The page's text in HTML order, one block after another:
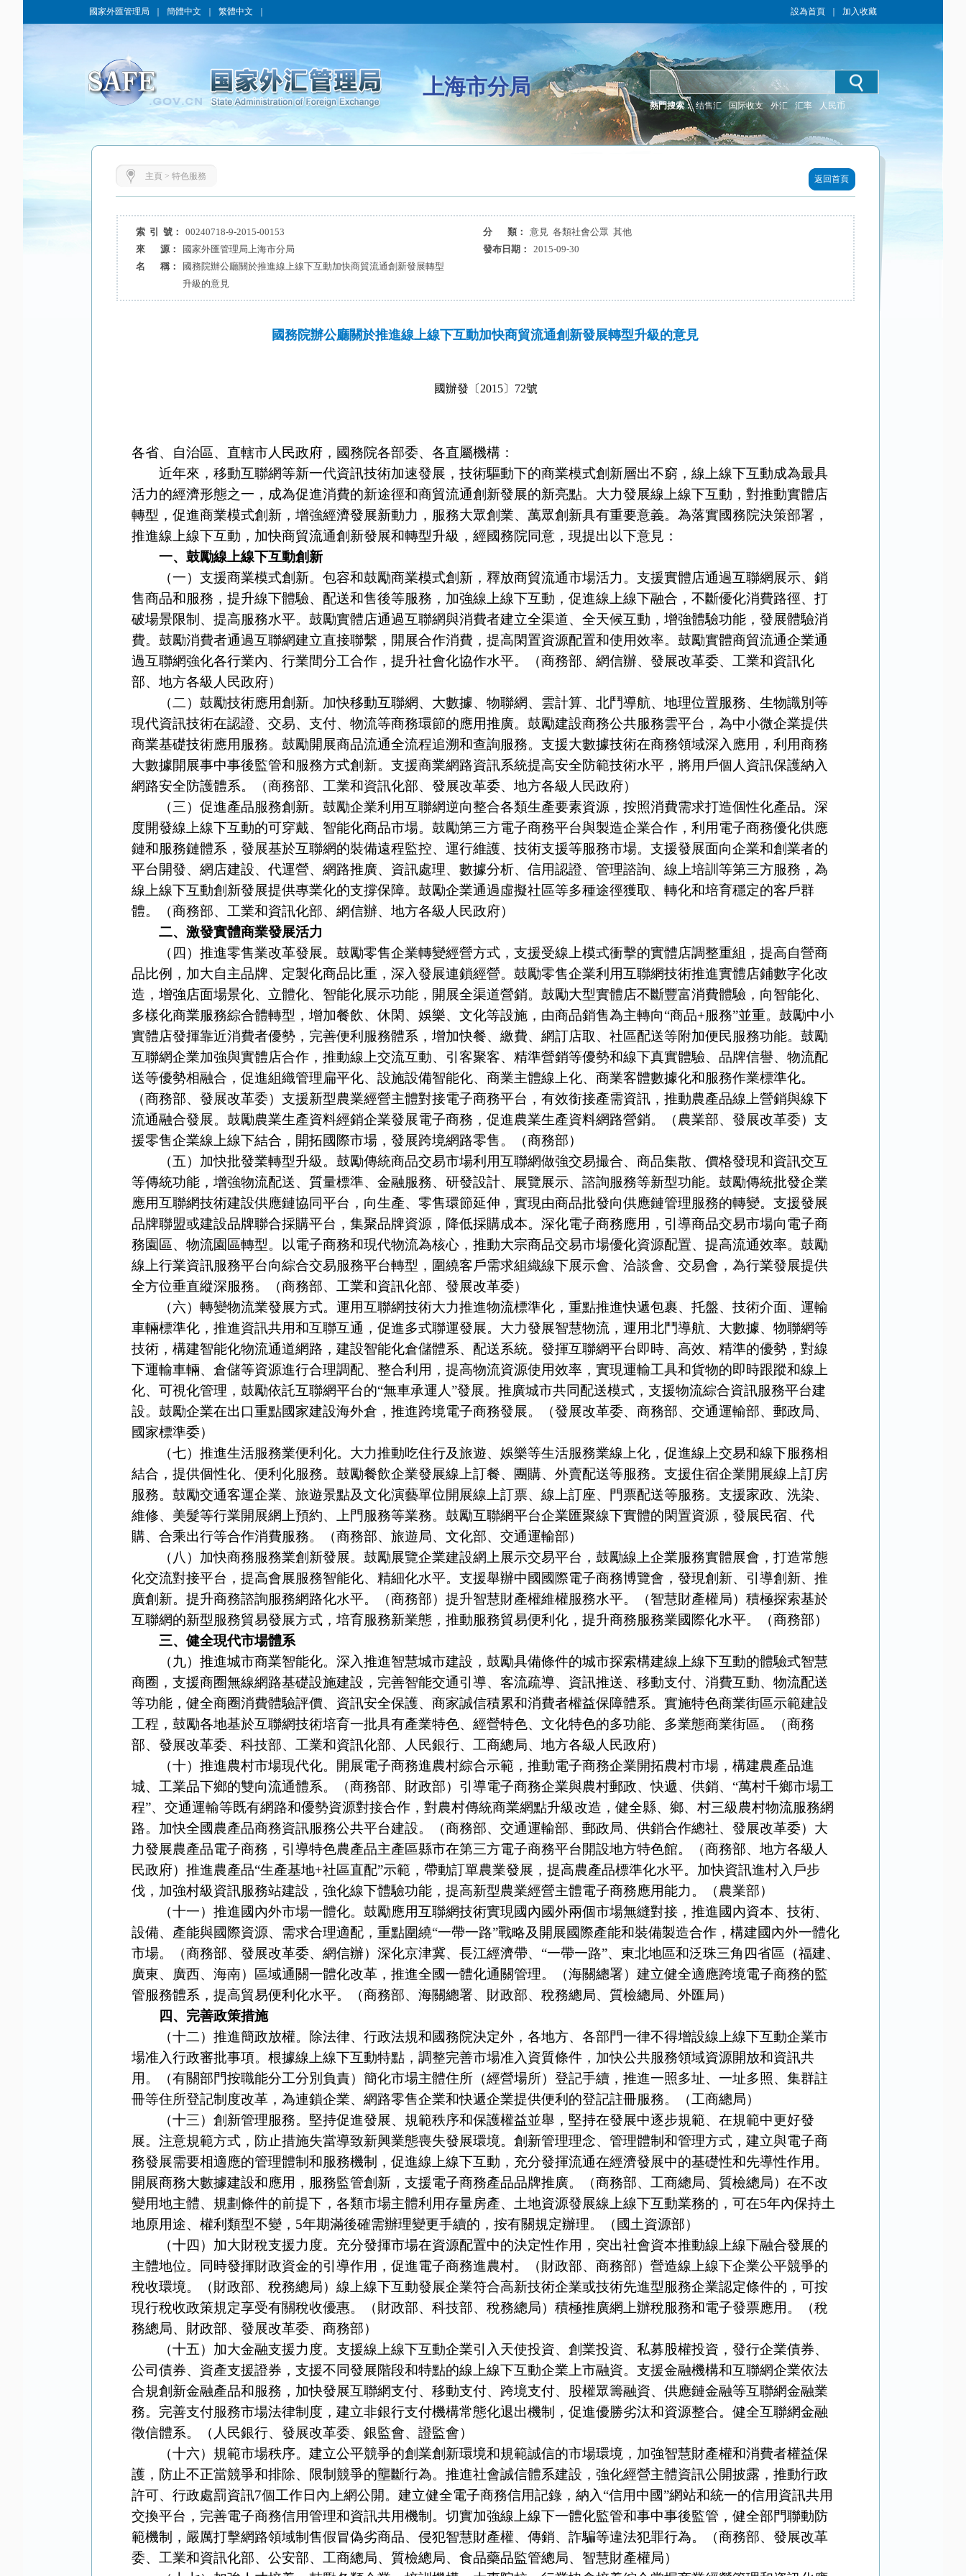
國家外匯管理局 簡體中文 繁體中文 設為首頁 加入收藏
上海市分局
熱門搜索： 结售汇 国际收支 外汇 汇率 人民币
主頁 > 特色服務 返回首頁
索 引 號： 00240718-9-2015-00153 分 類：
意見 各類社會公眾 其他
來 源：
國家外匯管理局上海市分局 發布日期：
2015-09-30
名 稱：
國務院辦公廳關於推進線上線下互動加快商貿流通創新發展轉型
升級的意見
國務院辦公廳關於推進線上線下互動加快商貿流通創新發展轉型升級的意見
國辦發〔 2015〕72號
各省、自治區、直轄市人民政府，國務院各部委、各直屬機構：
近年來，移動互聯網等新一代資訊技術加速發展，技術驅動下的商業模式創新層出不窮，線上線下互動成為最具
活力的經濟形態之一，成為促進消費的新途徑和商貿流通創新發展的新亮點。大力發展線上線下互動，對推動實體店
轉型，促進商業模式創新，增強經濟發展新動力，服務大眾創業、萬眾創新具有重要意義。為落實國務院決策部署，
推進線上線下互動，加快商貿流通創新發展和轉型升級，經國務院同意，現提出以下意見：
一、鼓勵線上線下互動創新
（一）支援商業模式創新。包容和鼓勵商業模式創新，釋放商貿流通市場活力。支援實體店通過互聯網展示、銷
售商品和服務，提升線下體驗、配送和售後等服務，加強線上線下互動，促進線上線下融合，不斷優化消費路徑、打
破場景限制、提高服務水平。鼓勵實體店通過互聯網與消費者建立全渠道、全天候互動，增強體驗功能，發展體驗消
費。鼓勵消費者通過互聯網建立直接聯繫，開展合作消費，提高閑置資源配置和使用效率。鼓勵實體商貿流通企業通
過互聯網強化各行業內、行業間分工合作，提升社會化協作水平。（商務部、網信辦、發展改革委、工業和資訊化
部、地方各級人民政府）
（二）鼓勵技術應用創新。加快移動互聯網、大數據、物聯網、雲計算、北鬥導航、地理位置服務、生物識別等
現代資訊技術在認證、交易、支付、物流等商務環節的應用推廣。鼓勵建設商務公共服務雲平台，為中小微企業提供
商業基礎技術應用服務。鼓勵開展商品流通全流程追溯和查詢服務。支援大數據技術在商務領域深入應用，利用商務
大數據開展事中事後監管和服務方式創新。支援商業網路資訊系統提高安全防範技術水平，將用戶個人資訊保護納入
網路安全防護體系。（商務部、工業和資訊化部、發展改革委、地方各級人民政府）
（三）促進產品服務創新。鼓勵企業利用互聯網逆向整合各類生產要素資源，按照消費需求打造個性化產品。深
度開發線上線下互動的可穿戴、智能化商品市場。鼓勵第三方電子商務平台與製造企業合作，利用電子商務優化供應
鏈和服務鏈體系，發展基於互聯網的裝備遠程監控、運行維護、技術支援等服務市場。支援發展面向企業和創業者的
平台開發、網店建設、代運營、網路推廣、資訊處理、數據分析、信用認證、管理諮詢、線上培訓等第三方服務，為
線上線下互動創新發展提供專業化的支撐保障。鼓勵企業通過虛擬社區等多種途徑獲取、轉化和培育穩定的客戶群
體。（商務部、工業和資訊化部、網信辦、地方各級人民政府）
二、激發實體商業發展活力
（四）推進零售業改革發展。鼓勵零售企業轉變經營方式，支援受線上模式衝擊的實體店調整重組，提高自營商
品比例，加大自主品牌、定製化商品比重，深入發展連鎖經營。鼓勵零售企業利用互聯網技術推進實體店鋪數字化改
造，增強店面場景化、立體化、智能化展示功能，開展全渠道營銷。鼓勵大型實體店不斷豐富消費體驗，向智能化、
多樣化商業服務綜合體轉型，增加餐飲、休閑、娛樂、文化等設施，由商品銷售為主轉向“商品+服務”並重。鼓勵中小
實體店發揮靠近消費者優勢，完善便利服務體系，增加快餐、繳費、網訂店取、社區配送等附加便民服務功能。鼓勵
互聯網企業加強與實體店合作，推動線上交流互動、引客聚客、精準營銷等優勢和線下真實體驗、品牌信譽、物流配
送等優勢相融合，促進組織管理扁平化、設施設備智能化、商業主體線上化、商業客體數據化和服務作業標準化。
（商務部、發展改革委）支援新型農業經營主體對接電子商務平台，有效銜接產需資訊，推動農產品線上營銷與線下
流通融合發展。鼓勵農業生產資料經銷企業發展電子商務，促進農業生產資料網路營銷。（農業部、發展改革委）支
援零售企業線上線下結合，開拓國際市場，發展跨境網路零售。（商務部）
（五）加快批發業轉型升級。鼓勵傳統商品交易市場利用互聯網做強交易撮合、商品集散、價格發現和資訊交互
等傳統功能，增強物流配送、質量標準、金融服務、研發設計、展覽展示、諮詢服務等新型功能。鼓勵傳統批發企業
應用互聯網技術建設供應鏈協同平台，向生產、零售環節延伸，實現由商品批發向供應鏈管理服務的轉變。支援發展
品牌聯盟或建設品牌聯合採購平台，集聚品牌資源，降低採購成本。深化電子商務應用，引導商品交易市場向電子商
務園區、物流園區轉型。以電子商務和現代物流為核心，推動大宗商品交易市場優化資源配置、提高流通效率。鼓勵
線上行業資訊服務平台向綜合交易服務平台轉型，圍繞客戶需求組織線下展示會、洽談會、交易會，為行業發展提供
全方位垂直縱深服務。（商務部、工業和資訊化部、發展改革委）
（六）轉變物流業發展方式。運用互聯網技術大力推進物流標準化，重點推進快遞包裹、托盤、技術介面、運輸
車輛標準化，推進資訊共用和互聯互通，促進多式聯運發展。大力發展智慧物流，運用北鬥導航、大數據、物聯網等
技術，構建智能化物流通道網路，建設智能化倉儲體系、配送系統。發揮互聯網平台即時、高效、精準的優勢，對線
下運輸車輛、倉儲等資源進行合理調配、整合利用，提高物流資源使用效率，實現運輸工具和貨物的即時跟蹤和線上
化、可視化管理，鼓勵依託互聯網平台的“無車承運人”發展。推廣城市共同配送模式，支援物流綜合資訊服務平台建
設。鼓勵企業在出口重點國家建設海外倉，推進跨境電子商務發展。（發展改革委、商務部、交通運輸部、郵政局、
國家標準委）
（七）推進生活服務業便利化。大力推動吃住行及旅遊、娛樂等生活服務業線上化，促進線上交易和線下服務相
結合，提供個性化、便利化服務。鼓勵餐飲企業發展線上訂餐、團購、外賣配送等服務。支援住宿企業開展線上訂房
服務。鼓勵交通客運企業、旅遊景點及文化演藝單位開展線上訂票、線上訂座、門票配送等服務。支援家政、洗染、
維修、美髮等行業開展網上預約、上門服務等業務。鼓勵互聯網平台企業匯聚線下實體的閑置資源，發展民宿、代
購、合乘出行等合作消費服務。（商務部、旅遊局、文化部、交通運輸部）
（八）加快商務服務業創新發展。鼓勵展覽企業建設網上展示交易平台，鼓勵線上企業服務實體展會，打造常態
化交流對接平台，提高會展服務智能化、精細化水平。支援舉辦中國國際電子商務博覽會，發現創新、引導創新、推
廣創新。提升商務諮詢服務網路化水平。（商務部）提升智慧財產權維權服務水平。（智慧財產權局）積極探索基於
互聯網的新型服務貿易發展方式，培育服務新業態，推動服務貿易便利化，提升商務服務業國際化水平。（商務部）
三、健全現代市場體系
（九）推進城市商業智能化。深入推進智慧城市建設，鼓勵具備條件的城市探索構建線上線下互動的體驗式智慧
商圈，支援商圈無線網路基礎設施建設，完善智能交通引導、客流疏導、資訊推送、移動支付、消費互動、物流配送
等功能，健全商圈消費體驗評價、資訊安全保護、商家誠信積累和消費者權益保障體系。實施特色商業街區示範建設
工程，鼓勵各地基於互聯網技術培育一批具有產業特色、經營特色、文化特色的多功能、多業態商業街區。（商務
部、發展改革委、科技部、工業和資訊化部、人民銀行、工商總局、地方各級人民政府）
（十）推進農村市場現代化。開展電子商務進農村綜合示範，推動電子商務企業開拓農村市場，構建農產品進
城、工業品下鄉的雙向流通體系。（商務部、財政部）引導電子商務企業與農村郵政、快遞、供銷、“萬村千鄉市場工
程”、交通運輸等既有網路和優勢資源對接合作，對農村傳統商業網點升級改造，健全縣、鄉、村三級農村物流服務網
路。加快全國農產品商務資訊服務公共平台建設。（商務部、交通運輸部、郵政局、供銷合作總社、發展改革委）大
力發展農產品電子商務，引導特色農產品主產區縣市在第三方電子商務平台開設地方特色館。（商務部、地方各級人
民政府）推進農產品“生產基地+社區直配”示範，帶動訂單農業發展，提高農產品標準化水平。加快資訊進村入戶步
伐，加強村級資訊服務站建設，強化線下體驗功能，提高新型農業經營主體電子商務應用能力。（農業部）
（十一）推進國內外市場一體化。鼓勵應用互聯網技術實現國內國外兩個市場無縫對接，推進國內資本、技術、
設備、產能與國際資源、需求合理適配，重點圍繞“一帶一路”戰略及開展國際產能和裝備製造合作，構建國內外一體化
市場。（商務部、發展改革委、網信辦）深化京津冀、長江經濟帶、“一帶一路”、東北地區和泛珠三角四省區（福建、
廣東、廣西、海南）區域通關一體化改革，推進全國一體化通關管理。（海關總署）建立健全適應跨境電子商務的監
管服務體系，提高貿易便利化水平。（商務部、海關總署、財政部、稅務總局、質檢總局、外匯局）
四、完善政策措施
（十二）推進簡政放權。除法律、行政法規和國務院決定外，各地方、各部門一律不得增設線上線下互動企業市
場准入行政審批事項。根據線上線下互動特點，調整完善市場准入資質條件，加快公共服務領域資源開放和資訊共
用。（有關部門按職能分工分別負責）簡化市場主體住所（經營場所）登記手續，推進一照多址、一址多照、集群註
冊等住所登記制度改革，為連鎖企業、網路零售企業和快遞企業提供便利的登記註冊服務。（工商總局）
（十三）創新管理服務。堅持促進發展、規範秩序和保護權益並舉，堅持在發展中逐步規範、在規範中更好發
展。注意規範方式，防止措施失當導致新興業態喪失發展環境。創新管理理念、管理體制和管理方式，建立與電子商
務發展需要相適應的管理體制和服務機制，促進線上線下互動，充分發揮流通在經濟發展中的基礎性和先導性作用。
開展商務大數據建設和應用，服務監管創新，支援電子商務產品品牌推廣。（商務部、工商總局、質檢總局）在不改
變用地主體、規劃條件的前提下，各類市場主體利用存量房產、土地資源發展線上線下互動業務的，可在5年內保持土
地原用途、權利類型不變，5年期滿後確需辦理變更手續的，按有關規定辦理。（國土資源部）
（十四）加大財稅支援力度。充分發揮市場在資源配置中的決定性作用，突出社會資本推動線上線下融合發展的
主體地位。同時發揮財政資金的引導作用，促進電子商務進農村。（財政部、商務部）營造線上線下企業公平競爭的
稅收環境。（財政部、稅務總局）線上線下互動發展企業符合高新技術企業或技術先進型服務企業認定條件的，可按
現行稅收政策規定享受有關稅收優惠。（財政部、科技部、稅務總局）積極推廣網上辦稅服務和電子發票應用。（稅
務總局、財政部、發展改革委、商務部）
（十五）加大金融支援力度。支援線上線下互動企業引入天使投資、創業投資、私募股權投資，發行企業債券、
公司債券、資產支援證券，支援不同發展階段和特點的線上線下互動企業上市融資。支援金融機構和互聯網企業依法
合規創新金融產品和服務，加快發展互聯網支付、移動支付、跨境支付、股權眾籌融資、供應鏈金融等互聯網金融業
務。完善支付服務市場法律制度，建立非銀行支付機構常態化退出機制，促進優勝劣汰和資源整合。健全互聯網金融
徵信體系。（人民銀行、發展改革委、銀監會、證監會）
（十六）規範市場秩序。建立公平競爭的創業創新環境和規範誠信的市場環境，加強智慧財產權和消費者權益保
護，防止不正當競爭和排除、限制競爭的壟斷行為。推進社會誠信體系建設，強化經營主體資訊公開披露，推動行政
許可、行政處罰資訊7個工作日內上網公開。建立健全電子商務信用記錄，納入“信用中國”網站和統一的信用資訊共用
交換平台，完善電子商務信用管理和資訊共用機制。切實加強線上線下一體化監管和事中事後監管，健全部門聯動防
範機制，嚴厲打擊網路領域制售假冒偽劣商品、侵犯智慧財產權、傳銷、詐騙等違法犯罪行為。（商務部、發展改革
委、工業和資訊化部、公安部、工商總局、質檢總局、食品藥品監管總局、智慧財產權局）